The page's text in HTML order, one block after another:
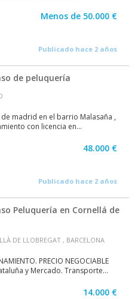
Menos de 50.000 €
Publicado hace 2 años
de peluquería
madrid en el barrio Malasaña ,
con licencia en...
48.000 €
Publicado hace 2 años
Peluquería en Cornellá de
DE LLOBREGAT , BARCELONA
PRECIO NEGOCIABLE
y Mercado. Transporte...
14.000 €